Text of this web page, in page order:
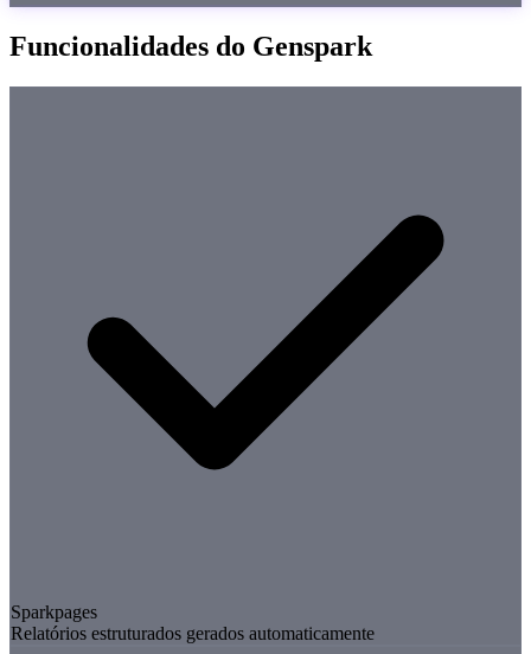
Funcionalidades do Genspark
Sparkpages
Relatórios estruturados gerados automaticamente